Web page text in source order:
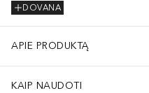
DOVANA
APIE PRODUKTĄ
KAIP NAUDOTI